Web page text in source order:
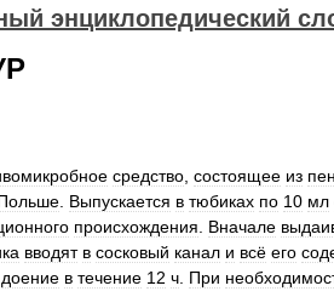
энциклопедический
средство состоящее из
Выпускается в тюбиках по 10 мл
происхождения Вначале
вводят в сосковый канал и всё его
доение в течение 12 ч При